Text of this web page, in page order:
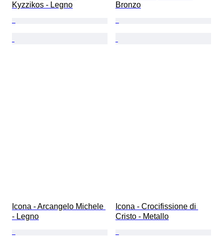
Kyzzikos - Legno
Bronzo
Icona - Arcangelo Michele
- Legno
Icona - Crocifissione di
Cristo - Metallo